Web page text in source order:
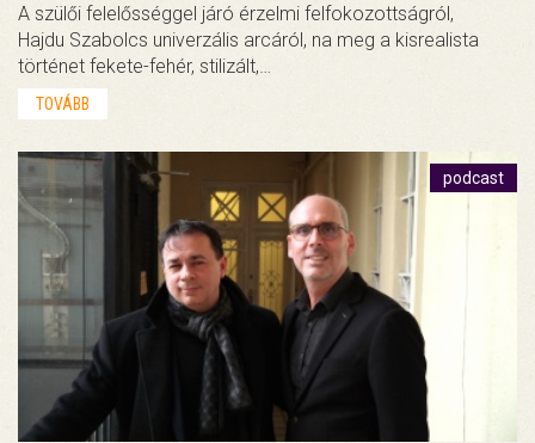
A szülői felelősséggel járó érzelmi felfokozottságról,
Hajdu Szabolcs univerzális arcáról, na meg a kisrealista
történet fekete-fehér, stilizált,…
TOVÁBB
podcast